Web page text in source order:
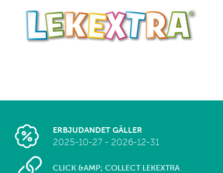
ERBJUDANDET GÄLLER
2025-10-27 - 2026-12-31
CLICK &AMP; COLLECT LEKEXTRA